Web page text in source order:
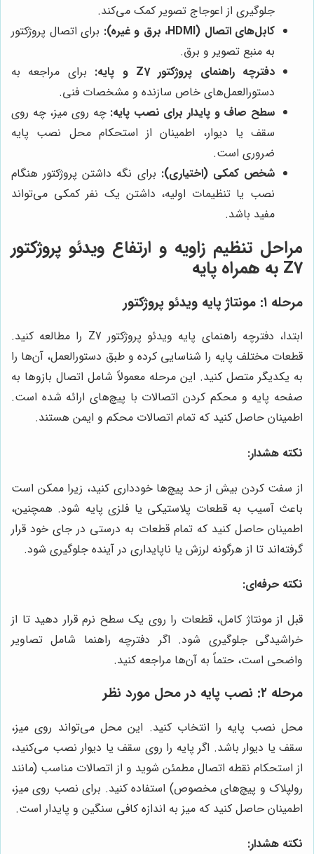
جلوگیری از اعوجاج تصویر کمک می‌کند.
کابل‌های اتصال (HDMI، برق و غیره):
برای اتصال پروژکتور
به منبع تصویر و برق.
دفترچه راهنمای پروژکتور Z7 و پایه:
برای مراجعه به
دستورالعمل‌های خاص سازنده و مشخصات فنی.
سطح صاف و پایدار برای نصب پایه: چه روی میز، چه روی
سقف یا دیوار، اطمینان از استحکام محل نصب پایه
ضروری است.
شخص کمکی (اختیاری): برای نگه داشتن پروژکتور هنگام
نصب یا تنظیمات اولیه، داشتن یک نفر کمکی می‌تواند
مفید باشد.
مراحل تنظیم زاویه و ارتفاع ویدئو پروژکتور
Z7 به همراه پایه
مرحله ۱: مونتاژ پایه ویدئو پروژکتور
ابتدا، دفترچه راهنمای پایه ویدئو پروژکتور Z7 را مطالعه کنید.
قطعات مختلف پایه را شناسایی کرده و طبق دستورالعمل، آن‌ها را
به یکدیگر متصل کنید. این مرحله معمولاً شامل اتصال بازوها به
صفحه پایه و محکم کردن اتصالات با پیچ‌های ارائه شده است.
اطمینان حاصل کنید که تمام اتصالات محکم و ایمن هستند.
نکته هشدار:
از سفت کردن بیش از حد پیچ‌ها خودداری کنید، زیرا ممکن است
باعث آسیب به قطعات پلاستیکی یا فلزی پایه شود. همچنین،
اطمینان حاصل کنید که تمام قطعات به درستی در جای خود قرار
گرفته‌اند تا از هرگونه لرزش یا ناپایداری در آینده جلوگیری شود.
نکته حرفه‌ای:
قبل از مونتاژ کامل، قطعات را روی یک سطح نرم قرار دهید تا از
خراشیدگی جلوگیری شود. اگر دفترچه راهنما شامل تصاویر
واضحی است، حتماً به آن‌ها مراجعه کنید.
مرحله ۲: نصب پایه در محل مورد نظر
محل نصب پایه را انتخاب کنید. این محل می‌تواند روی میز،
سقف یا دیوار باشد. اگر پایه را روی سقف یا دیوار نصب می‌کنید،
از استحکام نقطه اتصال مطمئن شوید و از اتصالات مناسب (مانند
رولپلاک و پیچ‌های مخصوص) استفاده کنید. برای نصب روی میز،
اطمینان حاصل کنید که میز به اندازه کافی سنگین و پایدار است.
نکته هشدار: